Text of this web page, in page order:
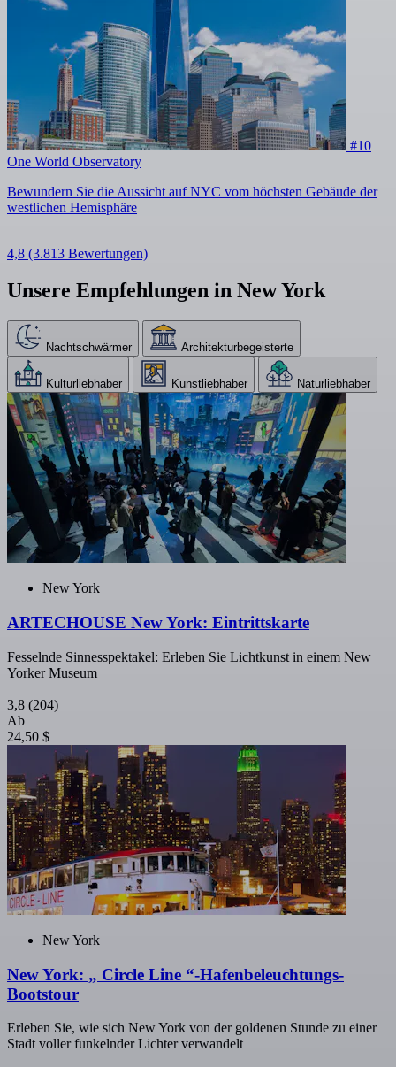
#10
One World Observatory
Bewundern Sie die Aussicht auf NYC vom höchsten Gebäude der
westlichen Hemisphäre
4,8 (3.813 Bewertungen)
Unsere Empfehlungen in New York
Nachtschwärmer Architekturbegeisterte
Kulturliebhaber Kunstliebhaber Naturliebhaber
New York
ARTECHOUSE New York: Eintrittskarte
Fesselnde Sinnesspektakel: Erleben Sie Lichtkunst in einem New
Yorker Museum
3,8 (204)
Ab
24,50 $
New York
New York: „ Circle Line “-Hafenbeleuchtungs-
Bootstour
Erleben Sie, wie sich New York von der goldenen Stunde zu einer
Stadt voller funkelnder Lichter verwandelt